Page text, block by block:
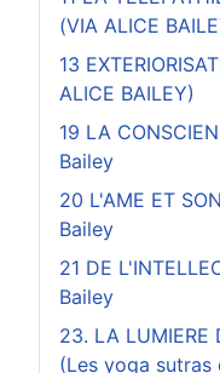
(VIA ALICE
13
ALICE BAILEY)
19 LA
Bailey
20 L'AME ET
Bailey
21 DE
Bailey
23. LA LUMIERE
(Les yoga sutras